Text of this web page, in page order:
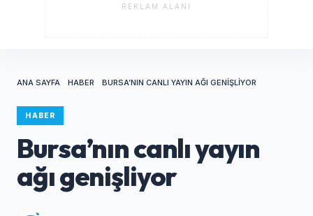
REKLAM ALANI
ANA SAYFA HABER BURSA’NIN CANLI YAYIN AĞI GENIŞLIYOR
HABER
Bursa’nın canlı yayın
ağı genişliyor